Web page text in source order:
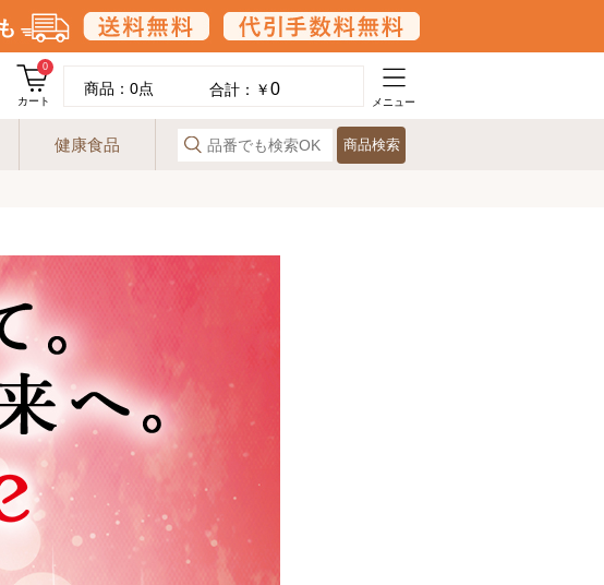
0
カート
商品： 0点 合計：￥0
メニュー
健康食品 商品検索